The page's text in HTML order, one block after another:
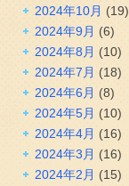
2024年10月 (19)
2024年9月 (6)
2024年8月 (10)
2024年7月 (18)
2024年6月 (8)
2024年5月 (10)
2024年4月 (16)
2024年3月 (16)
2024年2月 (15)